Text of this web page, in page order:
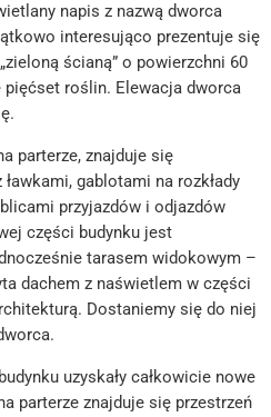
napis z nazwą dworca
interesująco prezentuje się
ścianą” o powierzchni 60
roślin. Elewacja dworca
parterze, znajduje się
gablotami na rozkłady
przyjazdów i odjazdów
części budynku jest
tarasem widokowym –
dachem z naświetlem w części
Dostaniemy się do niej
uzyskały całkowicie nowe
parterze znajduje się przestrzeń